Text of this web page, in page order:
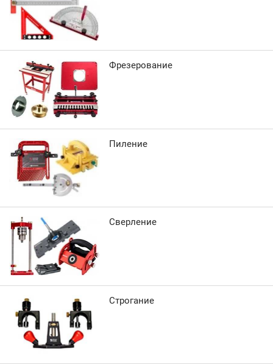
Фрезерование
Пиление
Сверление
Строгание